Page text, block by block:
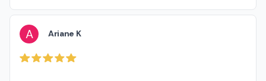
A Ariane K